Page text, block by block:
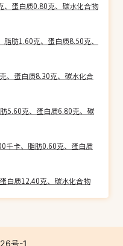
、蛋白质0.80克、碳水化合物
肪1.60克、蛋白质8.50克、
、蛋白质8.30克、碳水化合
5.60克、蛋白质6.80克、碳
千卡、脂肪0.60克、蛋白质
白质12.40克、碳水化合物
号-1